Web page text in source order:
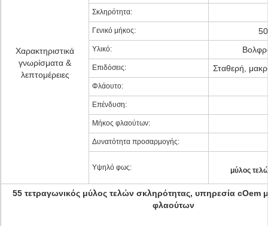
Χαρακτηριστικά
γνωρίσματα &
λεπτομέρειες
Σκληρότητα:
Γενικό μήκος:
Υλικό:
Επιδόσεις: Σταθερή,
Φλάουτο:
Επένδυση:
Μήκος φλαούτων:
Δυνατότητα προσαρμογής:
Υψηλό φως: μύλος
55 τετραγωνικός μύλος τελών σκληρότητας, υπηρεσία cOem
φλαούτων